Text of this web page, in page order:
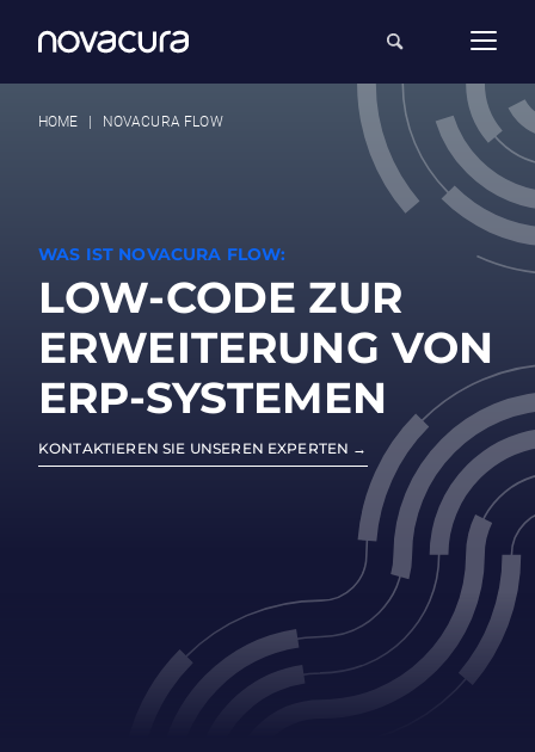
HOME NOVACURA FLOW
WAS IST NOVACURA FLOW:
LOW-CODE ZUR
ERWEITERUNG VON
ERP-SYSTEMEN
KONTAKTIEREN SIE UNSEREN EXPERTEN →